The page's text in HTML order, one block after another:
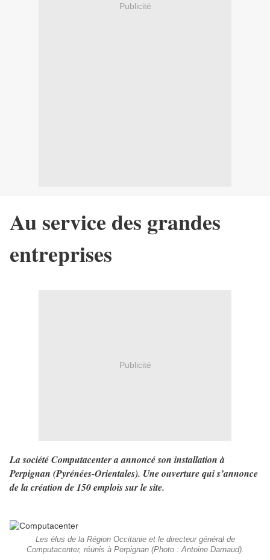
Publicité
Au service des grandes
entreprises
Publicité
La société Computacenter a annoncé son installation à
Perpignan (Pyrénées-Orientales). Une ouverture qui s’annonce
de la création de 150 emplois sur le site.
Les élus de la Région Occitanie et le directeur général de
Computacenter, réunis à Perpignan (Photo : Antoine Darnaud).